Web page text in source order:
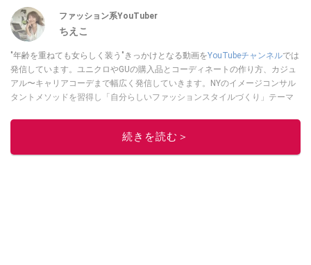
ファッション系YouTuber
ちえこ
"年齢を重ねても女らしく装う"きっかけとなる動画をYouTubeチャンネルでは
発信しています。ユニクロやGUの購入品とコーディネートの作り方、カジュ
アル〜キャリアコーデまで幅広く発信していきます。NYのイメージコンサル
タントメソッドを習得し「自分らしいファッションスタイルづくり」テーマ
た、自身のキャリアコーデでもそのメソッドを活用し、経験とスキルを日々
積み上げ続けている外資系企業のコンサルタント（25年以上のキャリア）か
つ２児の母です。
続きを読む＞